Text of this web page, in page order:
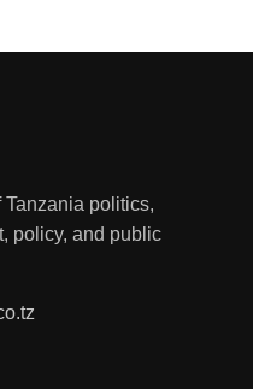
politics,
policy, and public